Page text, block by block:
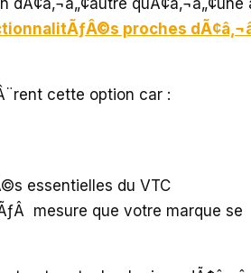
dÃ¢â‚¬â„¢autre
proches
cette option car :
essentielles du VTC
mesure que votre marque se